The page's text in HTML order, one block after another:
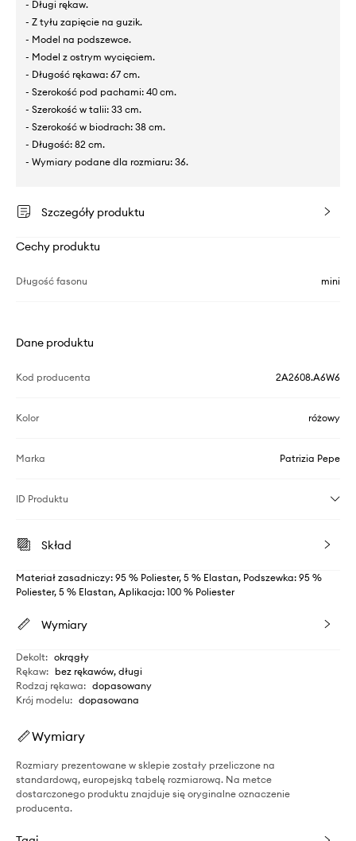
- Długi rękaw.
- Z tyłu zapięcie na guzik.
- Model na podszewce.
- Model z ostrym wycięciem.
- Długość rękawa: 67 cm.
- Szerokość pod pachami: 40 cm.
- Szerokość w talii: 33 cm.
- Szerokość w biodrach: 38 cm.
- Długość: 82 cm.
- Wymiary podane dla rozmiaru: 36.
Szczegóły produktu
Cechy produktu
Długość fasonu mini
Dane produktu
Kod producenta 2A2608.A6W6
Kolor różowy
Marka Patrizia Pepe
ID Produktu
Skład
Materiał zasadniczy: 95 % Poliester, 5 % Elastan, Podszewka: 95 %
Poliester, 5 % Elastan, Aplikacja: 100 % Poliester
Wymiary
Dekolt: okrągły
Rękaw: bez rękawów, długi
Rodzaj rękawa: dopasowany
Krój modelu: dopasowana
Wymiary
Rozmiary prezentowane w sklepie zostały przeliczone na
standardową, europejską tabelę rozmiarową. Na metce
dostarczonego produktu znajduje się oryginalne oznaczenie
producenta.